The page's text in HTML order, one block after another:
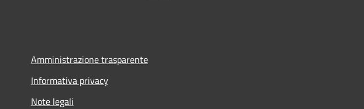
Amministrazione trasparente
Informativa privacy
Note legali